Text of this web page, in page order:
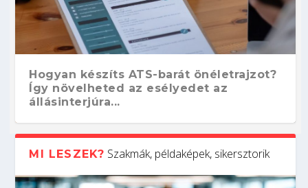
Hogyan készíts ATS-barát önéletrajzot?
Így növelheted az esélyedet az
állásinterjúra...
MI LESZEK? Szakmák, példaképek, sikersztorik